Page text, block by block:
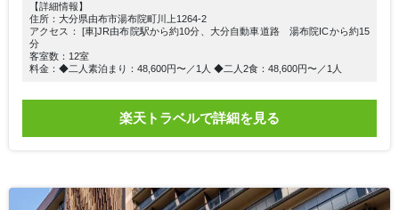
【詳細情報】
住所：大分県由布市湯布院町川上1264-2
アクセス： [車]JR由布院駅から約10分、大分自動車道路 湯布院ICから約15
分
客室数：12室
料金：◆二人素泊まり：48,600円〜／1人 ◆二人2食：48,600円〜／1人
楽天トラベルで詳細を見る